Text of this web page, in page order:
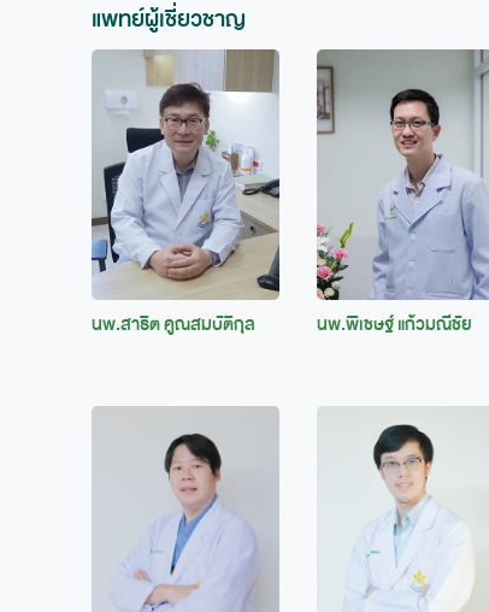
แพทย์ผู้เชี่ยวชาญ
นพ.สาธิต คูณสมบัติกุล นพ.พิเชษฐ์ แก้วมณีชัย